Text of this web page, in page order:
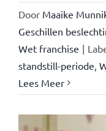
Door Maaike
Geschillen
Wet franchise |
standstill-periode
Lees Meer